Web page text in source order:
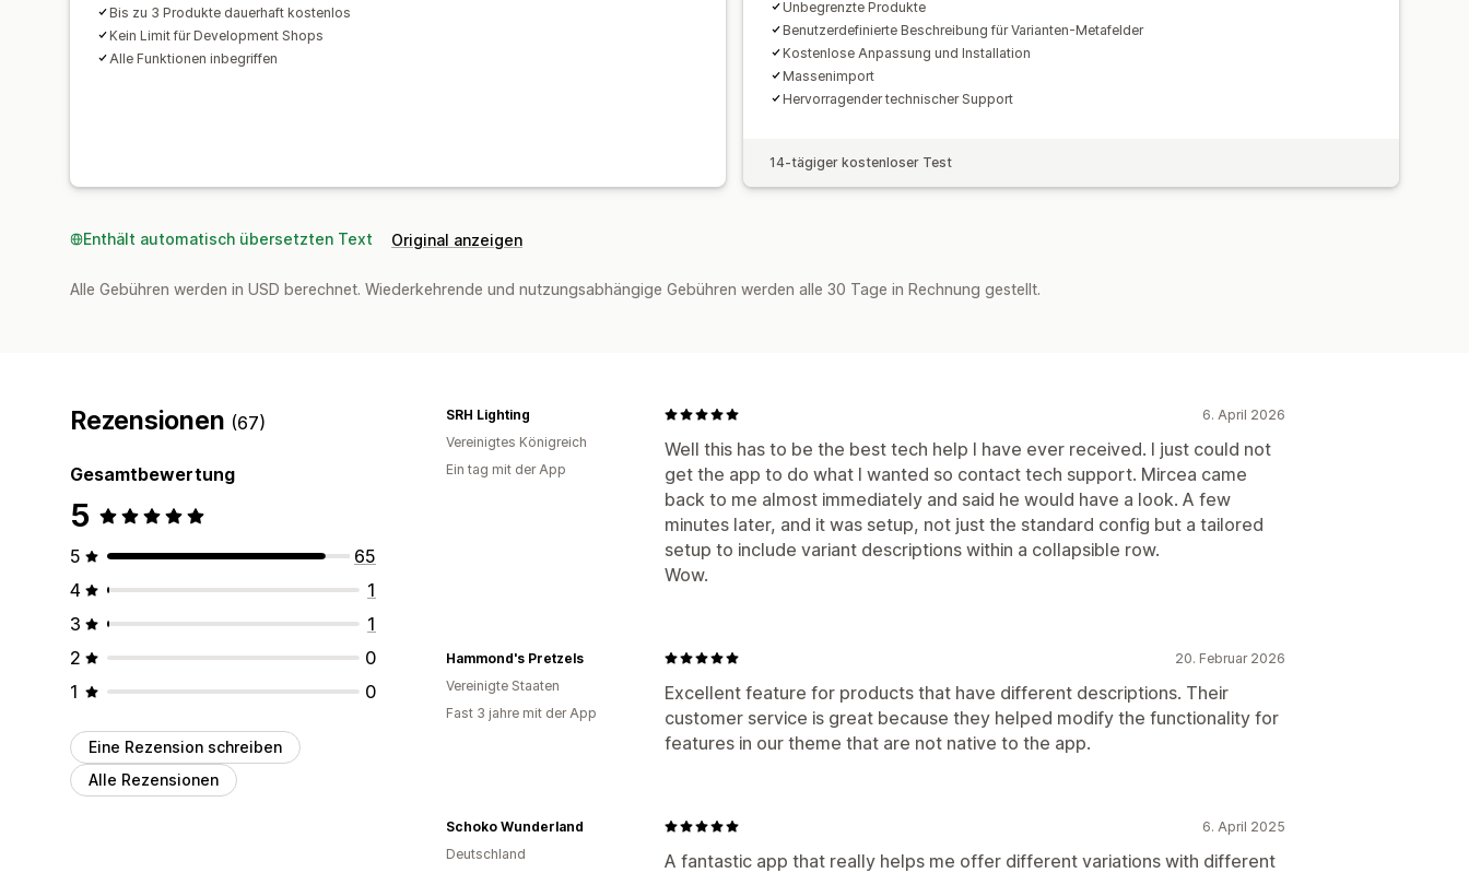
Bis zu 3 Produkte dauerhaft kostenlos
Kein Limit für Development Shops
Alle Funktionen inbegriffen
Unbegrenzte Produkte
Benutzerdefinierte Beschreibung für Varianten-Metafelder
Kostenlose Anpassung und Installation
Massenimport
Hervorragender technischer Support
14-tägiger kostenloser Test
Enthält automatisch übersetzten Text Original anzeigen
Alle Gebühren werden in USD berechnet. Wiederkehrende und nutzungsabhängige Gebühren werden alle 30 Tage in Rechnung gestellt.
Rezensionen (67)
Gesamtbewertung
5
5
65
4
1
3
1
2
0
1
0
Eine Rezension schreiben
Alle Rezensionen
6. April 2026
Well this has to be the best tech help I have ever received. I just could not
get the app to do what I wanted so contact tech support. Mircea came
back to me almost immediately and said he would have a look. A few
minutes later, and it was setup, not just the standard config but a tailored
setup to include variant descriptions within a collapsible row.
Wow.
SRH Lighting
Vereinigtes Königreich
Ein tag mit der App
20. Februar 2026
Excellent feature for products that have different descriptions. Their
customer service is great because they helped modify the functionality for
features in our theme that are not native to the app.
Hammond's Pretzels
Vereinigte Staaten
Fast 3 jahre mit der App
6. April 2025
A fantastic app that really helps me offer different variations with different
Schoko Wunderland
Deutschland